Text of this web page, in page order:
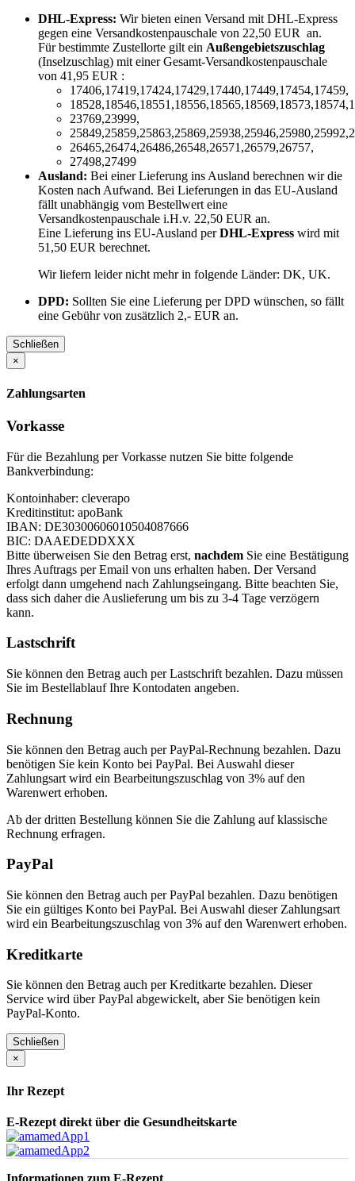
DHL-Express: Wir bieten einen Versand mit DHL-Express
gegen eine Versandkostenpauschale von 22,50 EUR an.
Für bestimmte Zustellorte gilt ein Außengebietszuschlag
(Inselzuschlag) mit einer Gesamt-Versandkostenpauschale
von 41,95 EUR :
17406,17419,17424,17429,17440,17449,17454,17459,
23769,23999,
26465,26474,26486,26548,26571,26579,26757,
27498,27499
Ausland: Bei einer Lieferung ins Ausland berechnen wir die
Kosten nach Aufwand. Bei Lieferungen in das EU-Ausland
fällt unabhängig vom Bestellwert eine
Versandkostenpauschale i.H.v. 22,50 EUR an.
Eine Lieferung ins EU-Ausland perDHL-Express wird mit
51,50 EUR berechnet.
Wir liefern leider nicht mehr in folgende Länder: DK, UK.
DPD: Sollten Sie eine Lieferung per DPD wünschen, so fällt
eine Gebühr von zusätzlich 2,- EUR an.
Schließen
×
Zahlungsarten
Vorkasse
Für die Bezahlung per Vorkasse nutzen Sie bitte folgende
Bankverbindung:
Kontoinhaber: cleverapo
Kreditinstitut: apoBank
IBAN: DE30300606010504087666
BIC: DAAEDEDDXXX
Bitte überweisen Sie den Betrag erst, nachdem Sie eine Bestätigung
Ihres Auftrags per Email von uns erhalten haben. Der Versand
erfolgt dann umgehend nach Zahlungseingang. Bitte beachten Sie,
dass sich daher die Auslieferung um bis zu 3-4 Tage verzögern
kann.
Lastschrift
Sie können den Betrag auch per Lastschrift bezahlen. Dazu müssen
Sie im Bestellablauf Ihre Kontodaten angeben.
Rechnung
Sie können den Betrag auch per PayPal-Rechnung bezahlen. Dazu
benötigen Sie kein Konto bei PayPal. Bei Auswahl dieser
Zahlungsart wird ein Bearbeitungszuschlag von 3% auf den
Warenwert erhoben.
Ab der dritten Bestellung können Sie die Zahlung auf klassische
Rechnung erfragen.
PayPal
Sie können den Betrag auch per PayPal bezahlen. Dazu benötigen
Sie ein gültiges Konto bei PayPal. Bei Auswahl dieser Zahlungsart
wird ein Bearbeitungszuschlag von 3% auf den Warenwert erhoben.
Kreditkarte
Sie können den Betrag auch per Kreditkarte bezahlen. Dieser
Service wird über PayPal abgewickelt, aber Sie benötigen kein
PayPal-Konto.
Schließen
×
Ihr Rezept
E-Rezept direkt über die Gesundheitskarte
Informationen zum E-Rezept